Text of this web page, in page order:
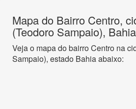
Mapa do Bairro Centro,
(Teodoro Sampaio), Bahia
Veja o mapa do bairro Centro na
Sampaio), estado Bahia abaixo: